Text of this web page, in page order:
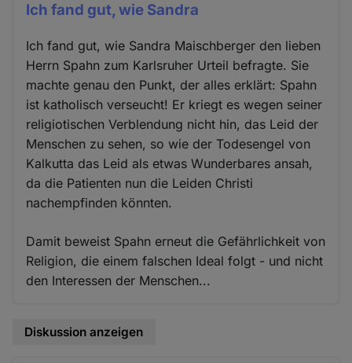
Ich fand gut, wie Sandra
Ich fand gut, wie Sandra Maischberger den lieben
Herrn Spahn zum Karlsruher Urteil befragte. Sie
machte genau den Punkt, der alles erklärt: Spahn
ist katholisch verseucht! Er kriegt es wegen seiner
religiotischen Verblendung nicht hin, das Leid der
Menschen zu sehen, so wie der Todesengel von
Kalkutta das Leid als etwas Wunderbares ansah,
da die Patienten nun die Leiden Christi
nachempfinden könnten.
Damit beweist Spahn erneut die Gefährlichkeit von
Religion, die einem falschen Ideal folgt - und nicht
den Interessen der Menschen...
Diskussion anzeigen